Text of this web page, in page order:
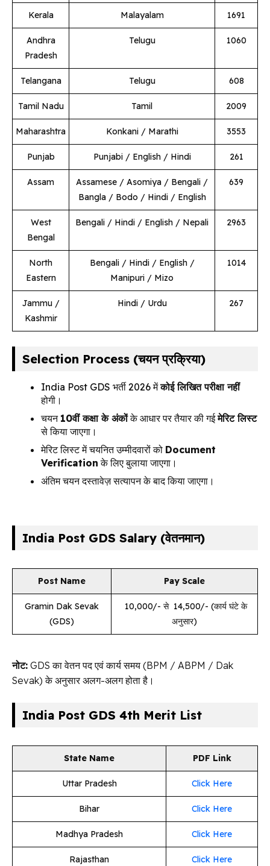
Kerala Malayalam 1691
Andhra
Pradesh
Telugu 1060
Telangana Telugu 608
Tamil Nadu Tamil 2009
Maharashtra Konkani / Marathi 3553
Punjab Punjabi / English / Hindi 261
Assam
Assamese / Asomiya / Bengali /
Bangla / Bodo / Hindi / English
639
West
Bengal
Bengali / Hindi / English / Nepali 2963
North
Eastern
Bengali / Hindi / English /
Manipuri / Mizo
1014
Jammu /
Kashmir
Hindi / Urdu 267
Selection Process (चयन प्रक्रिया)
India Post GDS भर्ती 2026 मेंकोई लिखित परीक्षा नहीं
होगी।
चयन 10वीं कक्षा के अंकोंके आधार पर तैयार की गईमेरिट लिस्ट
से किया जाएगा।
मेरिट लिस्ट में चयनित उम्मीदवारों को Document
Verification के लिए बुलाया जाएगा।
अंतिम चयन दस्तावेज़ सत्यापन के बाद किया जाएगा।
India Post GDS Salary (वेतनमान)
Post Name Pay Scale
Gramin Dak Sevak
(GDS)
₹ 10,000/- से ₹ 14,500/- (कार्य घंटे के
अनुसार)
नोट: GDS का वेतन पद एवं कार्य समय (BPM / ABPM / Dak
Sevak) के अनुसार अलग-अलग होता है।
India Post GDS 4th Merit List
State Name PDF Link
Uttar Pradesh Click Here
Bihar Click Here
Madhya Pradesh Click Here
Rajasthan Click Here